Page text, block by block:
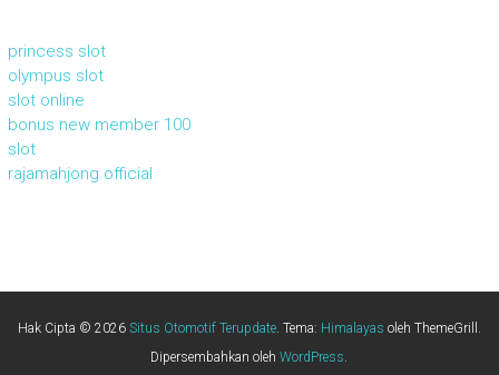
princess slot
olympus slot
slot online
bonus new member 100
slot
rajamahjong official
Hak Cipta © 2026 Situs Otomotif Terupdate. Tema: Himalayas oleh ThemeGrill.
Dipersembahkan olehWordPress.